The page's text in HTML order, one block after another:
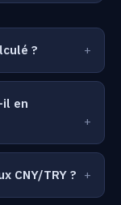
?
il en
CNY/TRY ?